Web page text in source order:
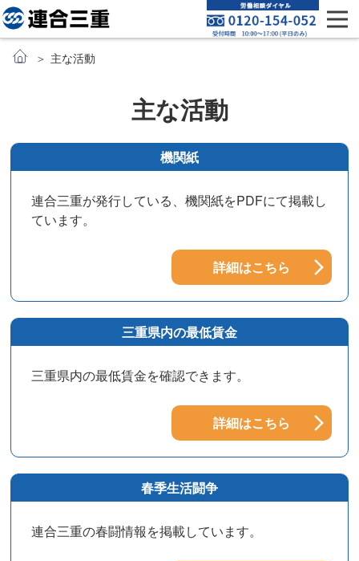
主な活動
主な活動
機関紙
連合三重が発行している、機関紙をPDFにて掲載し
ています。
詳細はこちら
三重県内の最低賃金
三重県内の最低賃金を確認できます。
詳細はこちら
春季生活闘争
連合三重の春闘情報を掲載しています。